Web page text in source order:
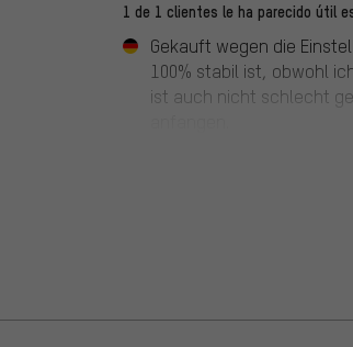
1 de 1 clientes le ha parecido útil
Gekauft wegen die
100% stabil ist, obwohl
ist auch nicht schlecht